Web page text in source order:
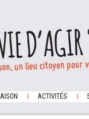
un lieu citoyen
ACTIVITÉS